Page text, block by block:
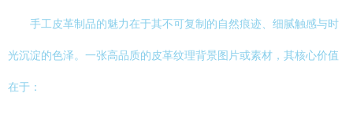
手工皮革制品的魅力在于其不可复制的自然痕迹、细腻触感与时
光沉淀的色泽。一张高品质的皮革纹理背景图片或素材，其核心价值
在于：